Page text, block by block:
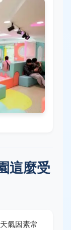
這麼受
氣因素常